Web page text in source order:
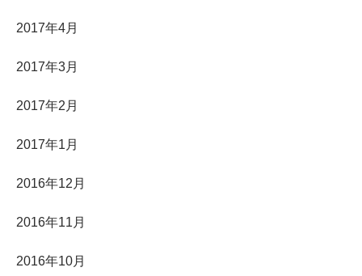
2017年4月
2017年3月
2017年2月
2017年1月
2016年12月
2016年11月
2016年10月